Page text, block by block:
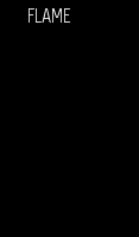
FLAME